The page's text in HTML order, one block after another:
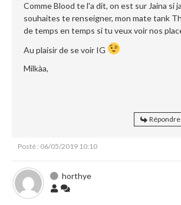
Comme Blood te l'a dit, on est sur Jaina si
souhaites te renseigner, mon mate tank
de temps en temps si tu veux voir nos
Au plaisir de se voir IG
Milkàa,
Répondre
Posté : 06/05/2019 10:10
horthye